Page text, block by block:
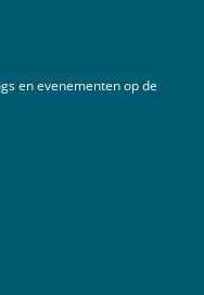
en evenementen op de